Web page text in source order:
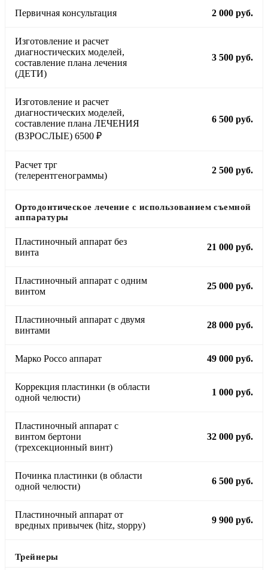
Первичная консультация 2 000 руб.
Изготовление и расчет
диагностических моделей,
составление плана лечения
(ДЕТИ)
3 500 руб.
Изготовление и расчет
диагностических моделей,
составление плана ЛЕЧЕНИЯ
(ВЗРОСЛЫЕ) 6500 ₽
6 500 руб.
Расчет трг
(телерентгенограммы)
2 500 руб.
Ортодонтическое лечение с использованием съемной
аппаратуры
Пластиночный аппарат без
винта
21 000 руб.
Пластиночный аппарат с одним
винтом
25 000 руб.
Пластиночный аппарат с двумя
винтами
28 000 руб.
Марко Россо аппарат 49 000 руб.
Коррекция пластинки (в области
одной челюсти)
1 000 руб.
Пластиночный аппарат с
винтом бертони
(трехсекционный винт)
32 000 руб.
Починка пластинки (в области
одной челюсти)
6 500 руб.
Пластиночный аппарат от
вредных привычек (hitz, stoppy)
9 900 руб.
Трейнеры